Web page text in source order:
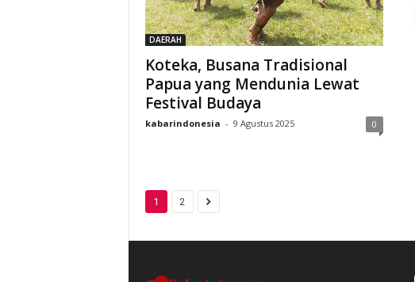
DAERAH
Koteka, Busana Tradisional
Papua yang Mendunia Lewat
Festival Budaya
kabarindonesia - 9 Agustus 2025 0
1 2